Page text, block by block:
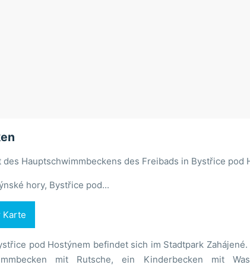
des Hauptschwimmbeckens des Freibads in Bystřice pod
hory, Bystřice pod...
Karte
pod Hostýnem befindet sich im Stadtpark
mit Rutsche, ein Kinderbecken mit